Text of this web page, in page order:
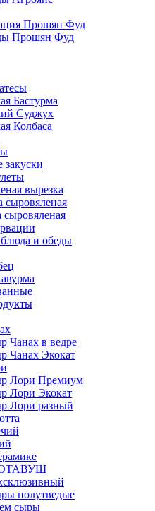
Прошян Фуд
Прошян Фуд
Бастурма
Суджух
Колбаса
вырезка
сыровяленая
и обеды
Чанах в ведре
Чанах Экокат
Лори Премиум
Лори Экокат
Лори разный
полутведые
сыры